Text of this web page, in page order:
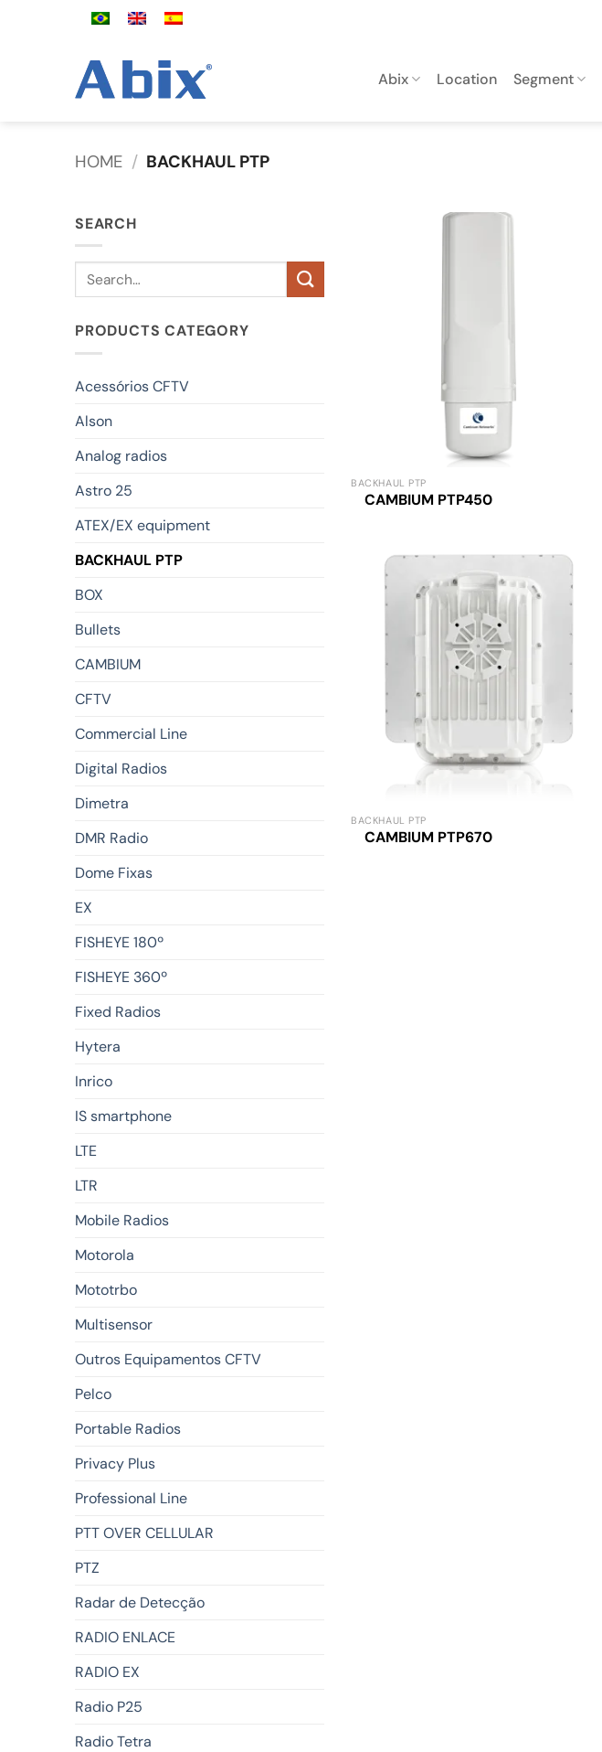
Abix Location Segment
HOME / BACKHAUL PTP
SEARCH
Search
PRODUCTS CATEGORY
Acessórios CFTV
Alson
Analog radios
Astro 25
ATEX/EX equipment
BACKHAUL PTP
BOX
Bullets
CAMBIUM
CFTV
Commercial Line
Digital Radios
Dimetra
DMR Radio
Dome Fixas
EX
FISHEYE 180º
FISHEYE 360º
Fixed Radios
Hytera
Inrico
IS smartphone
LTE
LTR
Mobile Radios
Motorola
Mototrbo
Multisensor
Outros Equipamentos CFTV
Pelco
Portable Radios
Privacy Plus
Professional Line
PTT OVER CELLULAR
PTZ
Radar de Detecção
RADIO ENLACE
RADIO EX
Radio P25
Radio Tetra
BACKHAUL PTP
CAMBIUM PTP450
BACKHAUL PTP
CAMBIUM PTP670